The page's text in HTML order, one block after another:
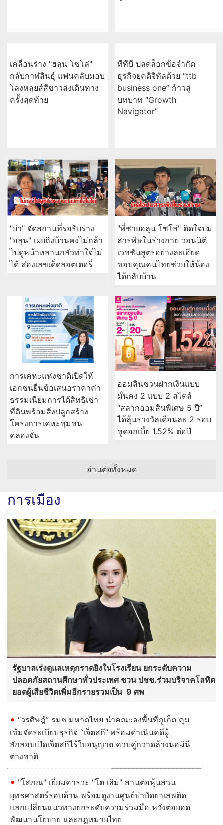
การเคหะแห่งชาติเปิดบ้านต้อนรับสื่อมวลชน ชูโครงการที่
อยู่อาศัยชลบุรี เชื่อมโอกาสการมีบ้านคุณภาพ รองรับการ
เติบโตพื้นที่ EEC
กทท. เปิดรับสมัครผอ.การ
ท่าเรือฯ คนใหม่
กรุงไทย หนุนเยาวชนสร้าง
นวัตกรรมชุมชน ผ่านเวที “ฮัก
แม่ Hackathon” ทีม Jernae
คว้าแชมป์ ใช้ AI ติดตามทรัพ
สูญหาย
กลับกาฬสินธุ์ แฟนคลับมอบ
Navigator”
"ย่า" จัดสถานที่รอรับร่าง
"ฮลุน" เผยถึงบ้านคงไม่กล้า
ไปดูหน้าหลานกลัวทำใจไม่
ได้ ส่องเลขเด็ดลอตเตอรี่
"พี่ชายฮลุน โซโล่" ติดใจปม
สารพิษในร่างกาย วอนนิติ
เวชชันสูตรอย่างละเอียด
ขอบคุณคนไทยช่วยให้น้อง
ได้กลับบ้าน
การเคหะแห่งชาติเปิดให้
เอกชนยื่นข้อเสนอราคาค่า
ที่ดินพร้อมสิ่งปลูกสร้าง
โครงการเคหะชุมชน
คลองจั่น
มั่นคง 2 แบบ 2 สไตล์
“สลากออมสินพิเศษ 5 ปี”
ได้ลุ้นรางวัลเดือนละ 2 รอบ
ชูดอกเบี้ย 1.52% ต่อปี